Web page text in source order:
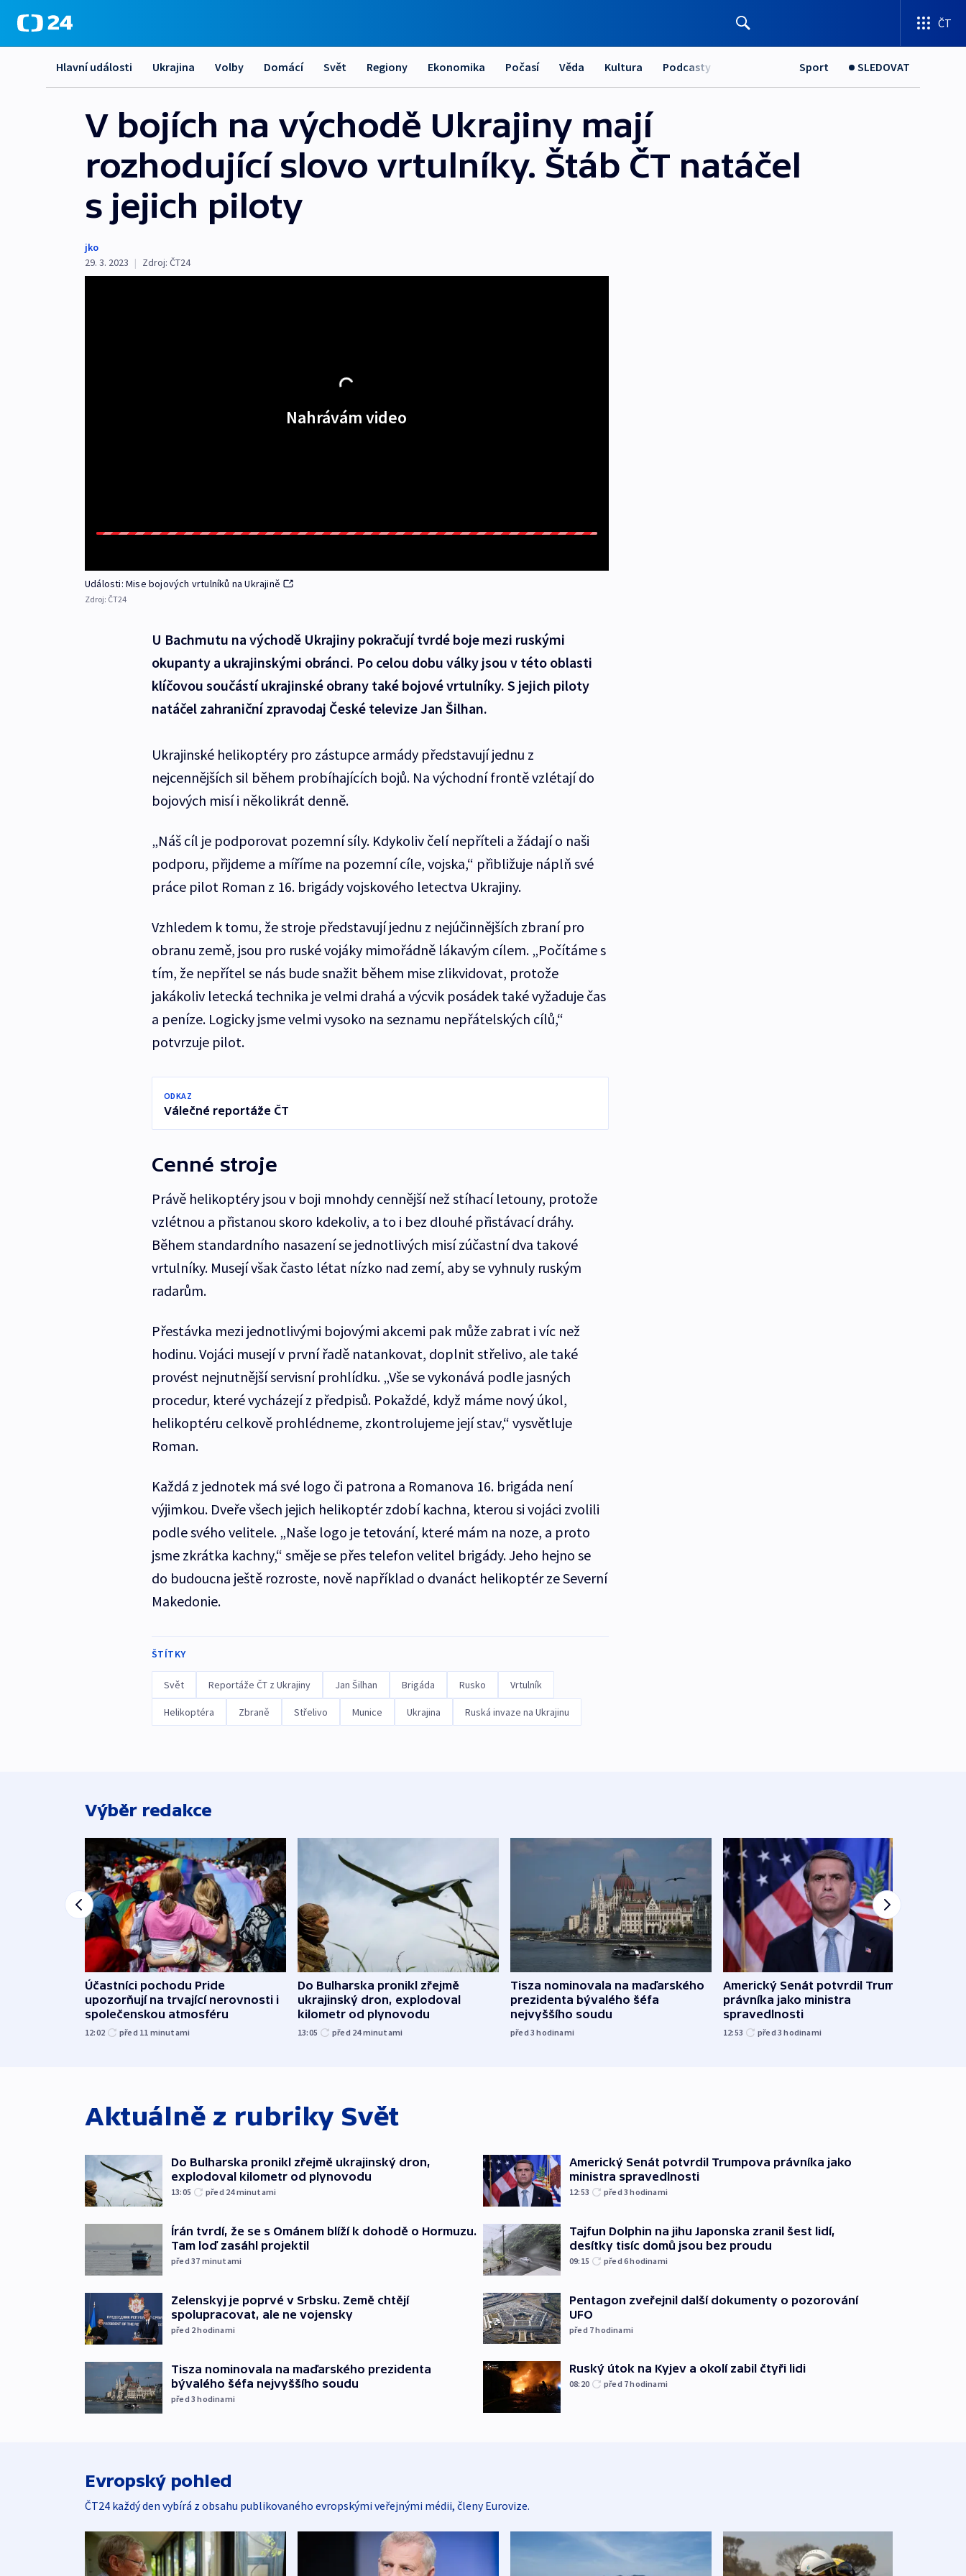
ČT
Hlavní události Ukrajina Volby Domácí Svět Regiony Ekonomika Počasí Věda Kultura Podcasty Sport SLEDOVAT
V bojích na východě Ukrajiny mají
rozhodující slovo vrtulníky. Štáb ČT natáčel
s jejich piloty
jko
29. 3. 2023 | Zdroj: ČT24
Nahrávám video
Události: Mise bojových vrtulníků na Ukrajině
Zdroj: ČT24
U Bachmutu na východě Ukrajiny pokračují tvrdé boje mezi ruskými
okupanty a ukrajinskými obránci. Po celou dobu války jsou v této oblasti
klíčovou součástí ukrajinské obrany také bojové vrtulníky. S jejich piloty
natáčel zahraniční zpravodaj České televize Jan Šilhan.
Ukrajinské helikoptéry pro zástupce armády představují jednu z
nejcennějších sil během probíhajících bojů. Na východní frontě vzlétají do
bojových misí i několikrát denně.
„Náš cíl je podporovat pozemní síly. Kdykoliv čelí nepříteli a žádají o naši
podporu, přijdeme a míříme na pozemní cíle, vojska,“ přibližuje náplň své
práce pilot Roman z 16. brigády vojskového letectva Ukrajiny.
Vzhledem k tomu, že stroje představují jednu z nejúčinnějších zbraní pro
obranu země, jsou pro ruské vojáky mimořádně lákavým cílem. „Počítáme s
tím, že nepřítel se nás bude snažit během mise zlikvidovat, protože
jakákoliv letecká technika je velmi drahá a výcvik posádek také vyžaduje čas
a peníze. Logicky jsme velmi vysoko na seznamu nepřátelských cílů,“
potvrzuje pilot.
ODKAZ
Válečné reportáže ČT
Cenné stroje
Právě helikoptéry jsou v boji mnohdy cennější než stíhací letouny, protože
vzlétnou a přistanou skoro kdekoliv, a to i bez dlouhé přistávací dráhy.
Během standardního nasazení se jednotlivých misí zúčastní dva takové
vrtulníky. Musejí však často létat nízko nad zemí, aby se vyhnuly ruským
radarům.
Přestávka mezi jednotlivými bojovými akcemi pak může zabrat i víc než
hodinu. Vojáci musejí v první řadě natankovat, doplnit střelivo, ale také
provést nejnutnější servisní prohlídku. „Vše se vykonává podle jasných
procedur, které vycházejí z předpisů. Pokaždé, když máme nový úkol,
helikoptéru celkově prohlédneme, zkontrolujeme její stav,“ vysvětluje
Roman.
Každá z jednotek má své logo či patrona a Romanova 16. brigáda není
výjimkou. Dveře všech jejich helikoptér zdobí kachna, kterou si vojáci zvolili
podle svého velitele. „Naše logo je tetování, které mám na noze, a proto
jsme zkrátka kachny,“ směje se přes telefon velitel brigády. Jeho hejno se
do budoucna ještě rozroste, nově například o dvanáct helikoptér ze Severní
Makedonie.
ŠTÍTKY
Svět Reportáže ČT z Ukrajiny Jan Šilhan Brigáda Rusko Vrtulník
Helikoptéra Zbraně Střelivo Munice Ukrajina Ruská invaze na Ukrajinu
Výběr redakce
Účastníci pochodu Pride
upozorňují na trvající nerovnosti i
společenskou atmosféru
12:02 před 11 minutami
Do Bulharska pronikl zřejmě
ukrajinský dron, explodoval
kilometr od plynovodu
13:05 před 24minutami
Tisza nominovala na maďarského
prezidenta bývalého šéfa
nejvyššího soudu
před 3hodinami
Americký Senát potvrdil Trumpova
právníka jako ministra
spravedlnosti
12:53 před 3hodinami
Aktuálně z rubriky Svět
Do Bulharska pronikl zřejmě ukrajinský dron,
explodoval kilometr od plynovodu
13:05 před 24minutami
Írán tvrdí, že se s Ománem blíží k dohodě o Hormuzu.
Tam loď zasáhl projektil
před 37 minutami
Zelenskyj je poprvé v Srbsku. Země chtějí
spolupracovat, ale ne vojensky
před 2hodinami
Tisza nominovala na maďarského prezidenta
bývalého šéfa nejvyššího soudu
před 3hodinami
Americký Senát potvrdil Trumpova právníka jako
ministra spravedlnosti
12:53 před 3hodinami
Tajfun Dolphin na jihu Japonska zranil šest lidí,
desítky tisíc domů jsou bez proudu
09:15 před 6hodinami
Pentagon zveřejnil další dokumenty o pozorování
UFO
před 7hodinami
Ruský útok na Kyjev a okolí zabil čtyři lidi
08:20 před 7hodinami
Evropský pohled
ČT24 každý den vybírá z obsahu publikovaného evropskými veřejnými médii, členy Eurovize.